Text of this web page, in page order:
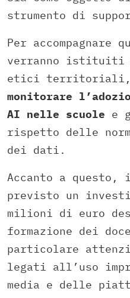
strumento di
Per accompagnare
verranno istituiti
etici territoriali,
monitorare
AI nelle scuole e
rispetto delle
dei dati.
Accanto a questo,
previsto un
milioni di euro
formazione dei
particolare
legati all’uso
media e delle